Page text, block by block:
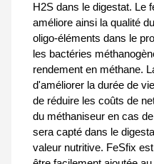
H2S dans le digestat. Le
améliore ainsi la qualité
oligo-éléments dans le
les bactéries
rendement en méthane.
d'améliorer la durée de
de réduire les coûts de
du méthaniseur en cas
sera capté dans le
valeur nutritive. FeSfix